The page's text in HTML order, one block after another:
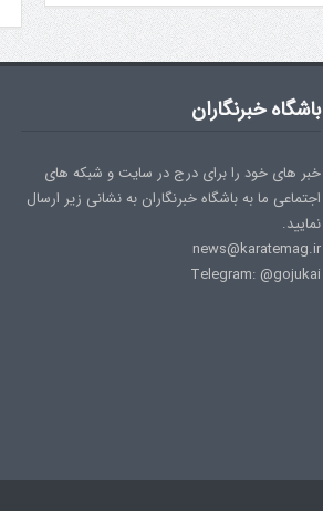
باشگاه خبرنگاران
خبر های خود را برای درج در سایت و شبکه های
اجتماعی ما به باشگاه خبرنگاران به نشانی زیر ارسال
نمایید.
news@karatemag.ir
Telegram: @gojukai